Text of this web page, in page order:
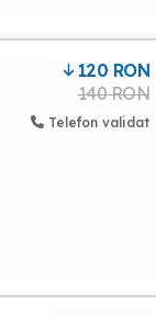
120 RON
140 RON
Telefon validat